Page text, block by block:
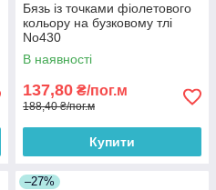
Бязь із точками фіолетового
кольору на бузковому тлі
No430
В наявності
137,80 ₴/пог.м
188,40 ₴/пог.м
Купити
–27%